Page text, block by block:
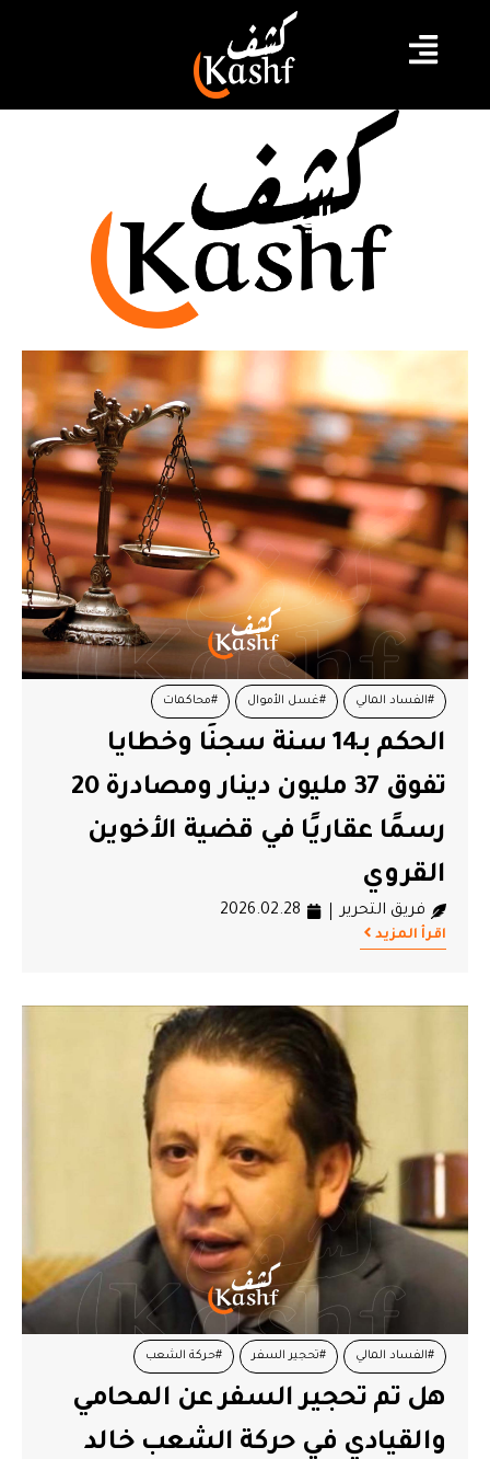
الفساد المالي
#الفساد المالي #غسل الأموال #محاكمات
#مرصد الحرية لتونس #نبيل القروي
الحكم بـ14 سنة سجنًا وخطايا
تفوق 37 مليون دينار ومصادرة 20
رسمًا عقاريًا في قضية الأخوين
القروي
فريق التحرير 2026.02.28
اقرأ المزيد
#الفساد المالي #تحجير السفر #حركة الشعب
#خالد الكريشي
هل تم تحجير السفر عن المحامي
والقيادي في حركة الشعب خالد